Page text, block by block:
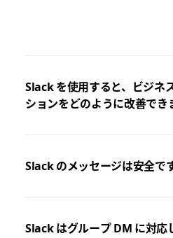
Slack を使用すると、ビジネ
ションをどのように改善でき
Slack のメッセージは安全で
Slack はグループ DM に対応